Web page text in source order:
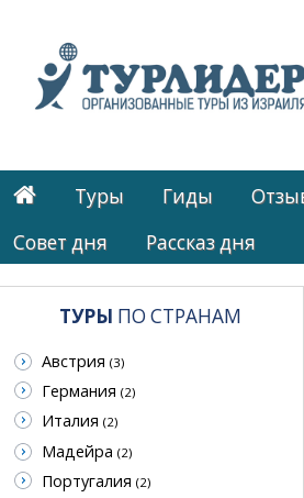
Туры Гиды
Cовет дня
Рассказ дня
ТУРЫ ПО СТРАНАМ
Австрия (3)
Германия (2)
Италия (2)
Мадейра (2)
Португалия (2)